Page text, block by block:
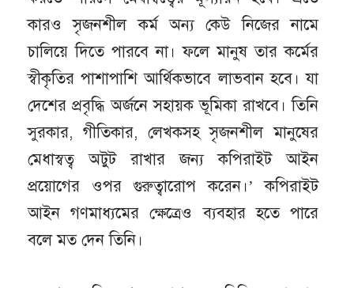
কারও সৃজনশীল কর্ম অন্য কেউ নিজের নামে
চালিয়ে দিতে পারবে না। ফলে মানুষ তার কর্মের
স্বীকৃতির পাশাপাশি আর্থিকভাবে লাভবান হবে। যা
দেশের প্রবৃদ্ধি অর্জনে সহায়ক ভূমিকা রাখবে। তিনি
সুরকার, গীতিকার, লেখকসহ সৃজনশীল মানুষের
মেধাস্বত্ব অটুট রাখার জন্য কপিরাইট আইন
প্রয়োগের ওপর গুরুত্বারোপ করেন।’ কপিরাইট
আইন গণমাধ্যমের ক্ষেত্রেও ব্যবহার হতে পারে
বলে মত দেন তিনি।